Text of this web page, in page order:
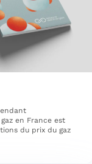
en France est
du prix du gaz